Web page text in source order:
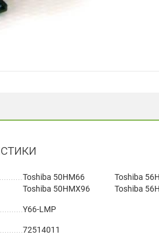
Toshiba 50HM66
Toshiba 50HMX96
Toshiba
Toshiba
Y66-LMP
72514011